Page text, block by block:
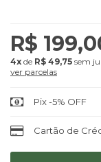
R$
4x de R$ 49,75 sem
ver parcelas
Pix -5% OFF
Cartão de